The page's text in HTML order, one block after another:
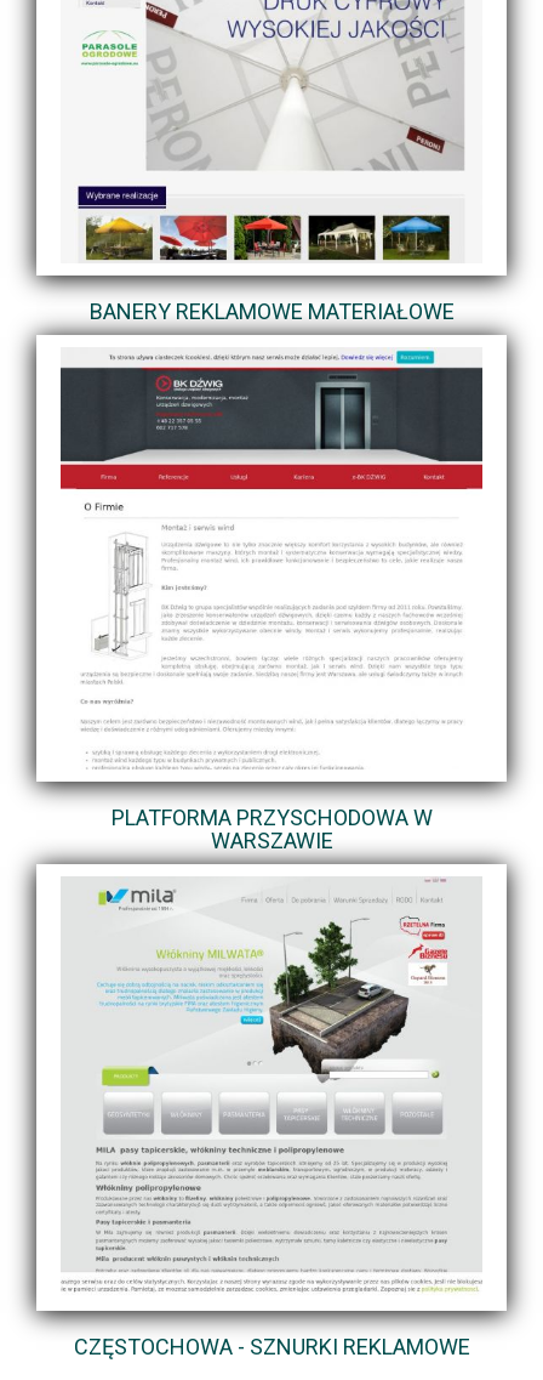
BANERY REKLAMOWE MATERIAŁOWE
PLATFORMA PRZYSCHODOWA W
WARSZAWIE
CZĘSTOCHOWA - SZNURKI REKLAMOWE